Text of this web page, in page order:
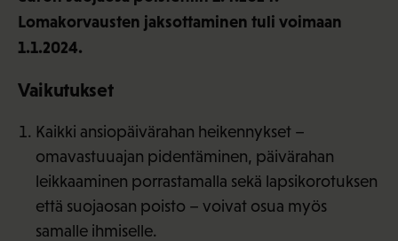
Lomakorvausten jaksottaminen tuli voimaan
1.1.2024.
Vaikutukset
Kaikki ansiopäivärahan heikennykset –
omavastuuajan pidentäminen, päivärahan
leikkaaminen porrastamalla sekä lapsikorotuksen
että suojaosan poisto – voivat osua myös
samalle ihmiselle.